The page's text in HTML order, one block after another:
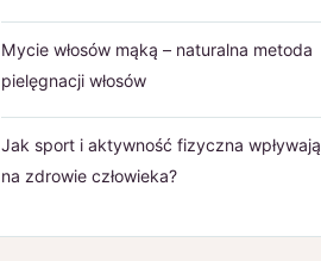
Mycie włosów mąką – naturalna metoda
pielęgnacji włosów
Jak sport i aktywność fizyczna wpływają
na zdrowie człowieka?